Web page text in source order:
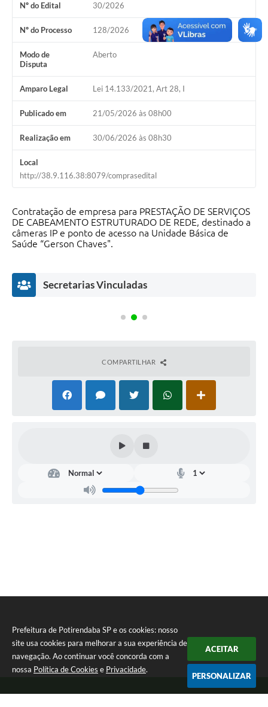
Prefeitura de Potirendaba SP e os cookies: nosso
site usa cookies para melhorar a sua experiência de
navegação. Ao continuar você concorda com a
nossa Política de Cookies e Privacidade.
ACEITAR
PERSONALIZAR
Nº do Edital 30/2026
Nº do Processo 128/2026
Modo de
Disputa
Aberto
Amparo Legal Lei 14.133/2021, Art 28, I
Publicado em 21/05/2026 às 08h00
Realização em 30/06/2026 às 08h30
Local
http://38.9.116.38:8079/comprasedital
Contratação de empresa para PRESTAÇÃO DE SERVIÇOS
DE CABEAMENTO ESTRUTURADO DE REDE, destinado a
câmeras IP e ponto de acesso na Unidade Básica de
Saúde “Gerson Chaves".
Secretarias Vinculadas
Caires
Políticas
Tecnológicas
Inovações
Alessandra
Gomes
COMPARTILHAR